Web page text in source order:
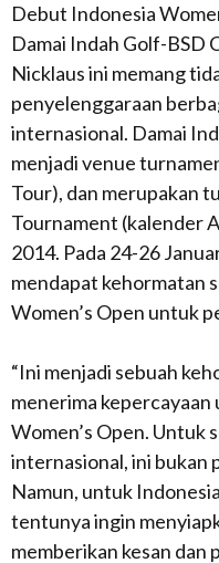
Debut Indonesia
Damai Indah Golf-BSD
Nicklaus ini memang
penyelenggaraan
internasional. Damai
menjadi venue
Tour), dan merupakan
Tournament (kalender
2014. Pada 24-26
mendapat kehormatan
Women’s Open untuk
“Ini menjadi sebuah
menerima
Women’s Open. Untuk
internasional, ini bukan
Namun, untuk
tentunya ingin
memberikan kesan dan